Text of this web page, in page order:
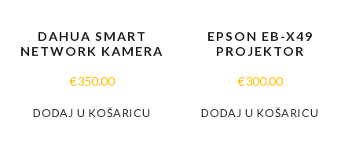
DAHUA SMART
NETWORK KAMERA
€350.00
DODAJ U KOŠARICU
EPSON EB-X49
PROJEKTOR
€300.00
DODAJ U KOŠARICU